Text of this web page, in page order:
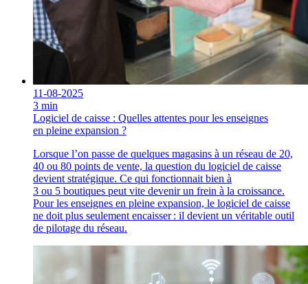
11-08-2025
3 min
Logiciel de caisse : Quelles attentes pour les enseignes
en pleine expansion ?
Lorsque l’on passe de quelques magasins à un réseau de 20,
40 ou 80 points de vente, la question du logiciel de caisse
devient stratégique. Ce qui fonctionnait bien à
3 ou 5 boutiques peut vite devenir un frein à la croissance.
Pour les enseignes en pleine expansion, le logiciel de caisse
ne doit plus seulement encaisser : il devient un véritable outil
de pilotage du réseau.